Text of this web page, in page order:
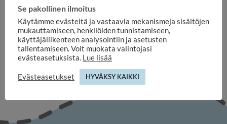
HÄÄ- JA JUHLAKEHYKSET
Amleto Timanttikehys 10 x
15 cm
31,60€
Se pakollinen ilmoitus
Käytämme evästeitä ja vastaavia mekanismeja sisältöjen
mukauttamiseen, henkilöiden tunnistamiseen,
käyttäjäliikenteen analysointiin ja asetusten
tallentamiseen. Voit muokata valintojasi
evästeasetuksista. Lue lisää
Evästeasetukset HYVÄKSY KAIKKI